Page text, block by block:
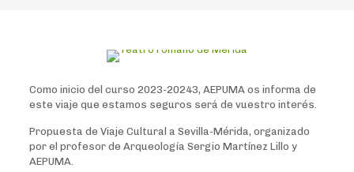
Como inicio del curso 2023-20243, AEPUMA os informa de
este viaje que estamos seguros será de vuestro interés.
Propuesta de Viaje Cultural a Sevilla-Mérida, organizado
por el profesor de Arqueología Sergio Martínez Lillo y
AEPUMA.